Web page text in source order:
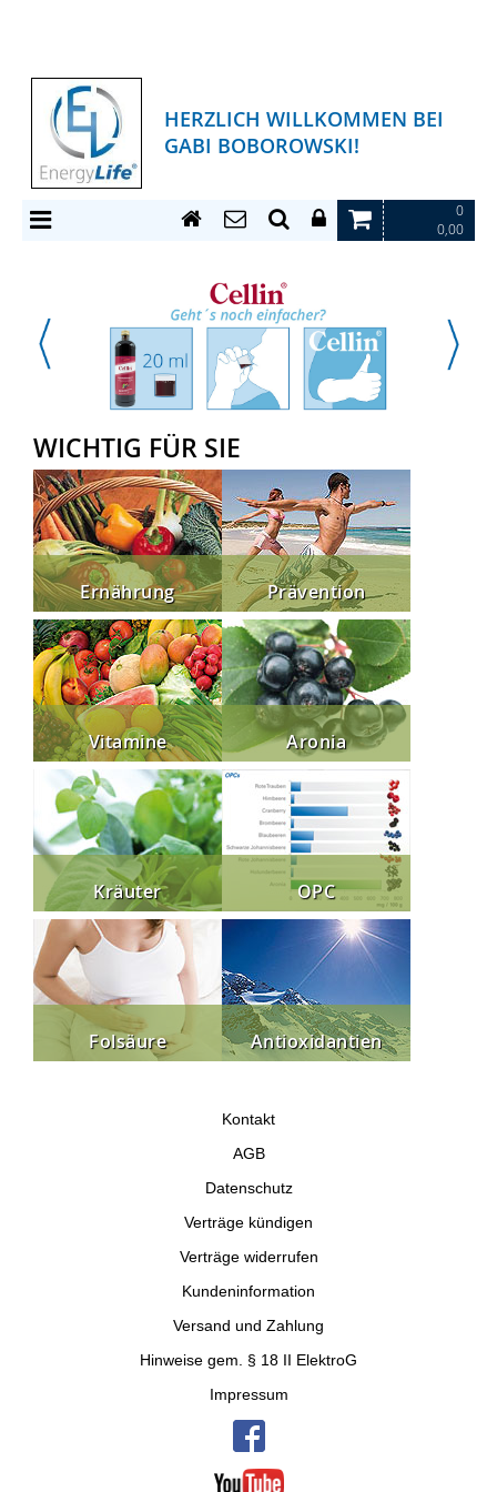
HERZLICH WILLKOMMEN BEI
GABI BOBOROWSKI!
0
0,00
WICHTIG FÜR SIE
Ernährung Prävention
Vitamine Aronia
Kräuter OPC
Folsäure Antioxidantien
Kontakt
AGB
Datenschutz
Verträge kündigen
Verträge widerrufen
Kundeninformation
Versand und Zahlung
Hinweise gem. § 18 II ElektroG
Impressum